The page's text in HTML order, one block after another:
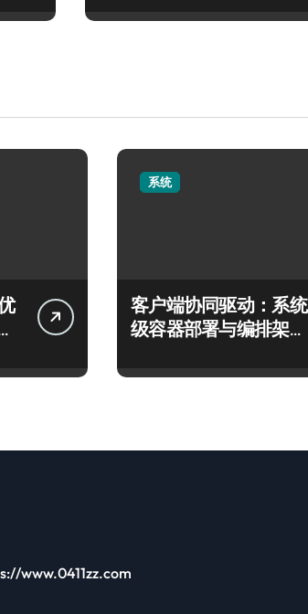
系统
客户端协同驱动：系统
级容器部署与编排架构
www.0411zz.com